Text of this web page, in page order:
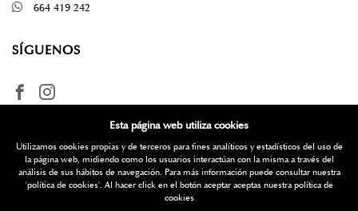
664 419 242
SÍGUENOS
¿Quieres más información? Escríbenos
Esta página web utiliza cookies
Utilizamos cookies propias y de terceros para fines analíticos y estadísticos del uso de
la página web, midiendo como los usuarios interactúan con la misma a través del
análisis de sus hábitos de navegación. Para más información puede consultar nuestra
'política de cookies'. Al hacer click en el botón aceptar aceptas nuestra política de
cookies